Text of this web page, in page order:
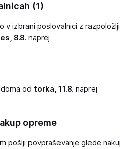
(1)
v izbrani poslovalnici z
8.8. naprej
od torka, 11.8. naprej
opreme
pošlji povpraševanje glede